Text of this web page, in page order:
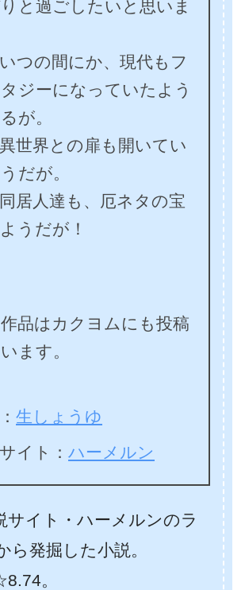
と過ごしたいと思いま
つの間にか、現代もフ
ジーになっていたよう
が。
世界との扉も開いてい
だが。
居人達も、厄ネタの宝
うだが！
品はカクヨムにも投稿
ます。
生しょうゆ
イト： ハーメルン
サイト・ハーメルンのラ
ら発掘した小説。
。